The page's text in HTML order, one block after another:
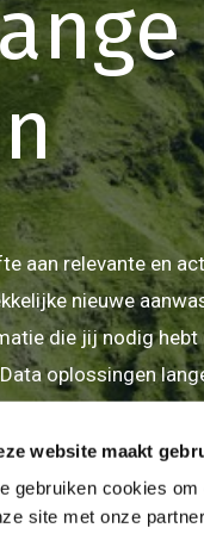
website maakt
gebruiken cookies
site met onze
aan relevante en
nieuwe
die jij nodig
oplossingen
op